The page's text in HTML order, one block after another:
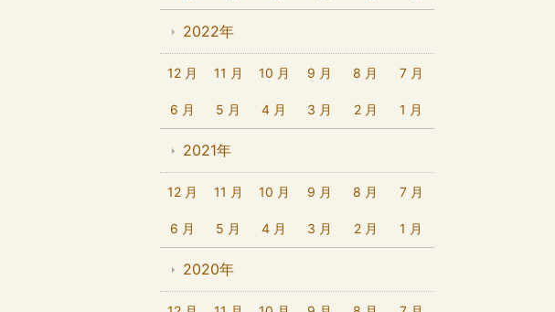
2022年
12 月 11 月 10 月 9 月 8 月 7 月
6 月 5 月 4 月 3 月 2 月 1 月
2021年
12 月 11 月 10 月 9 月 8 月 7 月
6 月 5 月 4 月 3 月 2 月 1 月
2020年